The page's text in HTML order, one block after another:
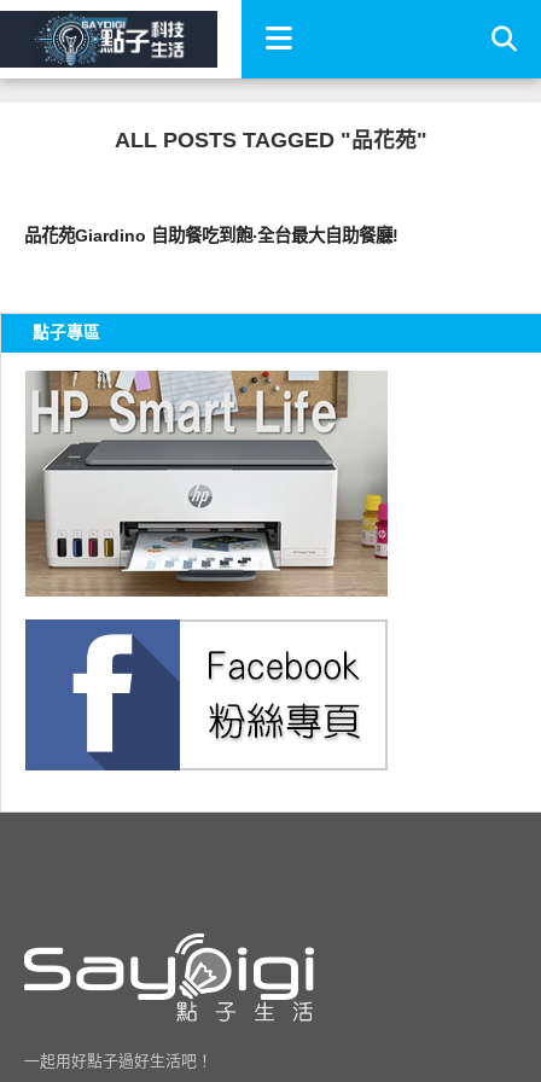
ALL POSTS TAGGED "品花苑"
品花苑Giardino 自助餐吃到飽‧全台最大自助餐廳!
點子專區
一起用好點子過好生活吧！